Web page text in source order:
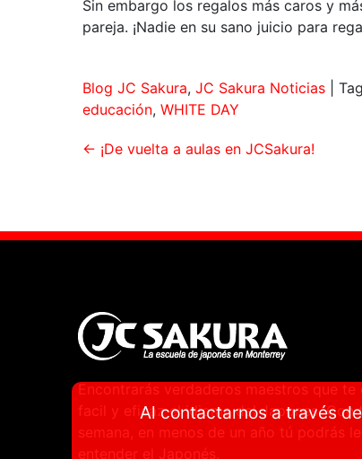
Al contactarnos a través
Sin embargo los regalos más caros y
pareja. ¡Nadie en su sano juicio para
Blog JC Sakura, JC Sakura Noticias |
educación, WHITE DAY
← ¡De vuelta a aulas en JCSakura!
Encontrarás verdaderos maestros que te
facil y eficaz el idioma del Japones. Con
semana, en menos de un año tú podrás
entender el Japonés.